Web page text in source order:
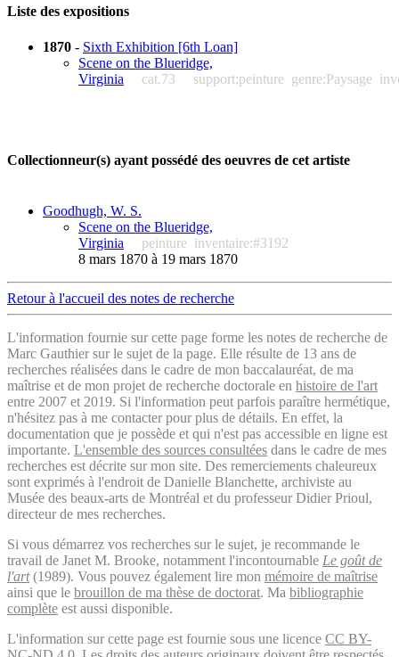
Liste des expositions
1870 - Sixth Exhibition [6th Loan]
Scene on the Blueridge,
Virginia
cat.73 support:peinture genre:Paysage
Collectionneur(s) ayant possédé des oeuvres de cet artiste
Goodhugh, W. S.
Scene on the Blueridge,
Virginia
peinture inventaire:#3192
8 mars 1870 à 19 mars 1870
Retour à l'accueil des notes de recherche
L'information fournie sur cette page forme les notes de recherche de
Marc Gauthier sur le sujet de la page. Elle résulte de 13 ans de
recherches réalisées dans le cadre de mon baccalauréat, de ma
maîtrise et de mon projet de recherche doctorale en histoire de l'art
entre 2007 et 2019. Si l'information peut parfois paraître hermétique,
n'hésitez pas à me contacter pour plus de détails. En effet, la
documentation que je possède et qui n'est pas accessible en ligne est
importante. L'ensemble des sources consultées dans le cadre de mes
recherches est décrite sur mon site. Des remerciements chaleureux
sont exprimés à l'endroit de Danielle Blanchette, archiviste au
Musée des beaux-arts de Montréal et du professeur Didier Prioul,
directeur de mes recherches.
Si vous démarrez vos recherches sur le sujet, je recommande le
travail de Janet M. Brooke, notamment l'incontournable Le goût de
l'art(1989). Vous pouvez également lire mon mémoire de maîtrise
ainsi que le brouillon de ma thèse de doctorat. Ma bibliographie
complète est aussi disponible.
L'information sur cette page est fournie sous une licence CC BY-